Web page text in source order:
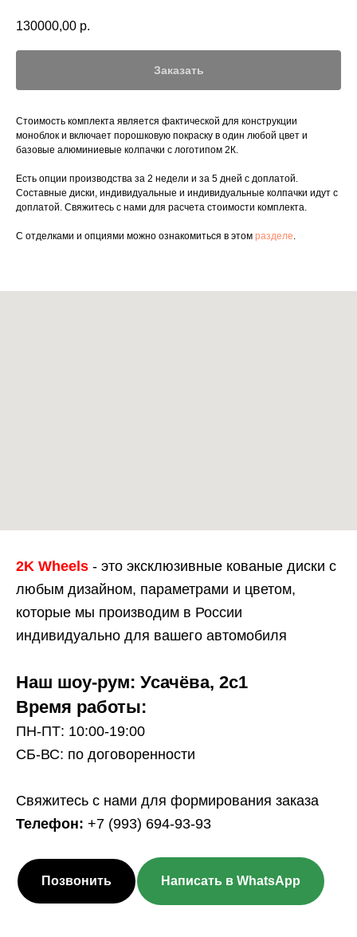
130000,00 р.
Заказать
Стоимость комплекта является фактической для конструкции
моноблок и включает порошковую покраску в один любой цвет и
базовые алюминиевые колпачки с логотипом 2К.
Есть опции производства за 2 недели и за 5 дней с доплатой.
Составные диски, индивидуальные и индивидуальные колпачки идут с
доплатой. Свяжитесь с нами для расчета стоимости комплекта.
С отделками и опциями можно ознакомиться в этом разделе.
2K Wheels - это эксклюзивные кованые диски с
любым дизайном, параметрами и цветом,
которые мы производим в России
индивидуально для вашего автомобиля
Наш шоу-рум: Усачёва, 2с1
Время работы:
ПН-ПТ: 10:00-19:00
СБ-ВС: по договоренности
Свяжитесь с нами для формирования заказа
Телефон: +7 (993) 694-93-93
Позвонить Написать в WhatsApp